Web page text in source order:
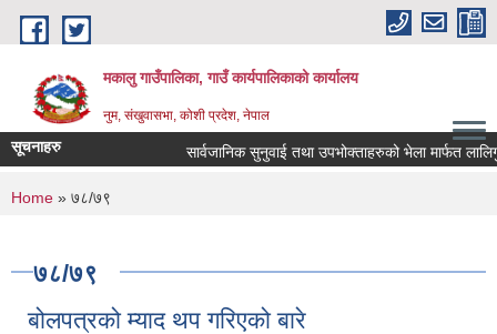
Skip to main content
मकालु गाउँपालिका, गाउँ कार्यपालिकाको कार्यालय
नुम, संखुवासभा, कोशी प्रदेश, नेपाल
सूचनाहरु सार्वजानिक सुनुवाई तथा उपभोक्ताहरुको भेला मार्फत
You are here
Home » ७८/७९
७८/७९
बोलपत्रको म्याद थप गरिएको बारे